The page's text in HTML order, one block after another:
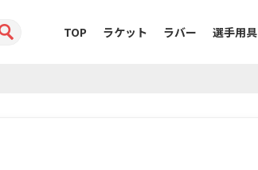
TOP ラケット ラバー 選手用具